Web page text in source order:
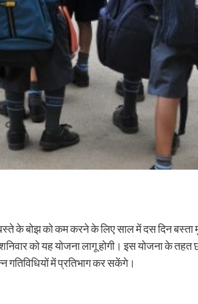
के बोझ को कम करने के लिए साल में दस दिन बस्ता
को यह योजना लागू होगी। इस योजना के
गतिविधियों में प्रतिभाग कर सकेंगे।